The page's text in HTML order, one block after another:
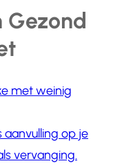
Gezond
met weinig
aanvulling op je
vervanging.